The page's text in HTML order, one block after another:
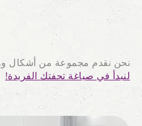
نحن نقدم مجموعة من أشكال
لنبدأ في صياغة تحفتك الفريدة!